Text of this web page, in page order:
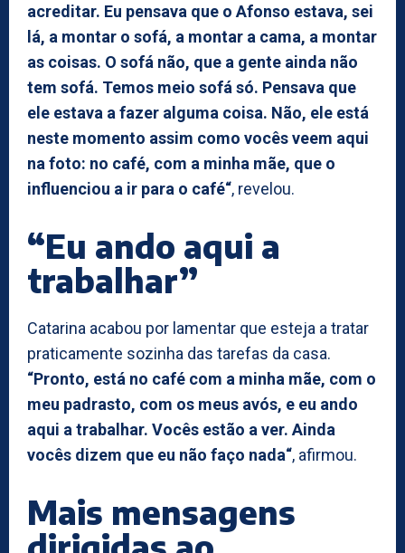
acreditar. Eu pensava que o Afonso estava, sei
lá, a montar o sofá, a montar a cama, a montar
as coisas. O sofá não, que a gente ainda não
tem sofá. Temos meio sofá só. Pensava que
ele estava a fazer alguma coisa. Não, ele está
neste momento assim como vocês veem aqui
na foto: no café, com a minha mãe, que o
influenciou a ir para o café“, revelou.
“Eu ando aqui a
trabalhar”
Catarina acabou por lamentar que esteja a tratar
praticamente sozinha das tarefas da casa.
“Pronto, está no café com a minha mãe, com o
meu padrasto, com os meus avós, e eu ando
aqui a trabalhar. Vocês estão a ver. Ainda
vocês dizem que eu não faço nada“, afirmou.
Mais mensagens